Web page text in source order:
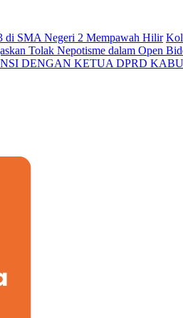
di SMA Negeri 2 Mempawah Hilir
Tolak Nepotisme dalam Open
DENGAN KETUA DPRD